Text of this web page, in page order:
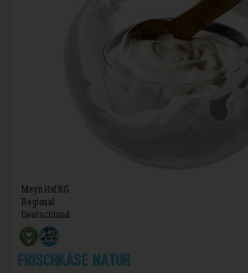
Meyn Hof KG
Regional
Deutschland
Frischkäse Natur